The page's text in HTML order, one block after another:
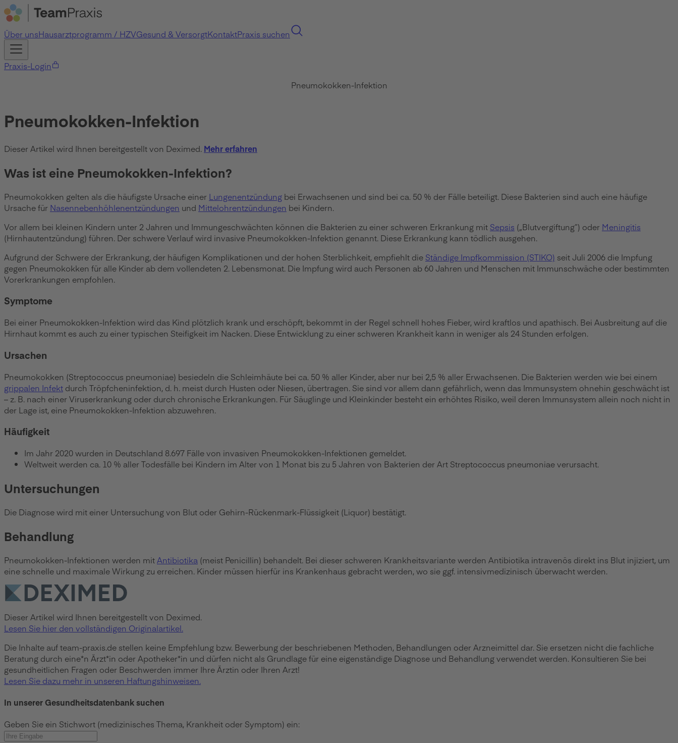
Über unsHausarztprogramm / HZVGesund & VersorgtKontaktPraxis suchen
Praxis-Login
Pneumokokken-Infektion
Pneumokokken-Infektion
Dieser Artikel wird Ihnen bereitgestellt von Deximed. Mehr erfahren
Was ist eine Pneumokokken-Infektion?
Pneumokokken gelten als die häufigste Ursache einer Lungenentzündung bei Erwachsenen und sind bei ca. 50 % der Fälle beteiligt. Diese Bakterien sind auch eine häufige
Ursache für Nasennebenhöhlenentzündungen und Mittelohrentzündungen bei Kindern.
Vor allem bei kleinen Kindern unter 2 Jahren und Immungeschwächten können die Bakterien zu einer schweren Erkrankung mit Sepsis („Blutvergiftung“) oder Meningitis
(Hirnhautentzündung) führen. Der schwere Verlauf wird invasive Pneumokokken-Infektion genannt. Diese Erkrankung kann tödlich ausgehen.
Aufgrund der Schwere der Erkrankung, der häufigen Komplikationen und der hohen Sterblichkeit, empfiehlt die Ständige Impfkommission (STIKO) seit Juli 2006 die Impfung
gegen Pneumokokken für alle Kinder ab dem vollendeten 2. Lebensmonat. Die Impfung wird auch Personen ab 60 Jahren und Menschen mit Immunschwäche oder bestimmten
Vorerkrankungen empfohlen.
Symptome
Bei einer Pneumokokken-Infektion wird das Kind plötzlich krank und erschöpft, bekommt in der Regel schnell hohes Fieber, wird kraftlos und apathisch. Bei Ausbreitung auf die
Hirnhaut kommt es auch zu einer typischen Steifigkeit im Nacken. Diese Entwicklung zu einer schweren Krankheit kann in weniger als 24 Stunden erfolgen.
Ursachen
Pneumokokken (Streptococcus pneumoniae) besiedeln die Schleimhäute bei ca. 50 % aller Kinder, aber nur bei 2,5 % aller Erwachsenen. Die Bakterien werden wie bei einem
grippalen Infekt durch Tröpfcheninfektion, d. h. meist durch Husten oder Niesen, übertragen. Sie sind vor allem dann gefährlich, wenn das Immunsystem ohnehin geschwächt ist
– z. B. nach einer Viruserkrankung oder durch chronische Erkrankungen. Für Säuglinge und Kleinkinder besteht ein erhöhtes Risiko, weil deren Immunsystem allein noch nicht in
der Lage ist, eine Pneumokokken-Infektion abzuwehren.
Häufigkeit
Im Jahr 2020 wurden in Deutschland 8.697 Fälle von invasiven Pneumokokken-Infektionen gemeldet.
Weltweit werden ca. 10 % aller Todesfälle bei Kindern im Alter von 1 Monat bis zu 5 Jahren von Bakterien der Art Streptococcus pneumoniae verursacht.
Untersuchungen
Die Diagnose wird mit einer Untersuchung von Blut oder Gehirn-Rückenmark-Flüssigkeit (Liquor) bestätigt.
Behandlung
Pneumokokken-Infektionen werden mitAntibiotika (meist Penicillin) behandelt. Bei dieser schweren Krankheitsvariante werden Antibiotika intravenös direkt ins Blut injiziert, um
eine schnelle und maximale Wirkung zu erreichen. Kinder müssen hierfür ins Krankenhaus gebracht werden, wo sie ggf. intensivmedizinisch überwacht werden.
Dieser Artikel wird Ihnen bereitgestellt von Deximed.
Lesen Sie hier den vollständigen Originalartikel.
Die Inhalte auf team-praxis.de stellen keine Empfehlung bzw. Bewerbung der beschriebenen Methoden, Behandlungen oder Arzneimittel dar. Sie ersetzen nicht die fachliche
Beratung durch eine*n Ärzt*in oder Apotheker*in und dürfen nicht als Grundlage für eine eigenständige Diagnose und Behandlung verwendet werden. Konsultieren Sie bei
gesundheitlichen Fragen oder Beschwerden immer Ihre Ärztin oder Ihren Arzt!
Lesen Sie dazu mehr in unseren Haftungshinweisen.
In unserer Gesundheitsdatenbank suchen
Geben Sie ein Stichwort (medizinisches Thema, Krankheit oder Symptom) ein: